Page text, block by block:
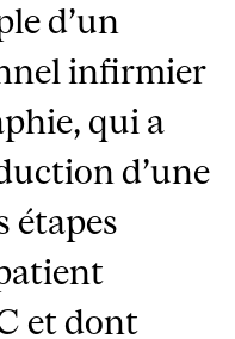
d’un
infirmier
qui a
d’une
étapes
et dont